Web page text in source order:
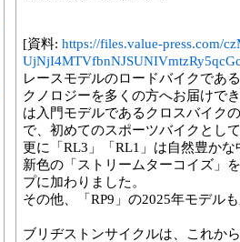
[資料: https://files.value-press.com/
レースモデルのロードバイクであ
クノロジーを多くの方へお届けで
は入門モデルであるクロスバイク
で、初めてのスポーツバイクとし
更に「RL3」「RL1」は自然豊か
新色の「ストリームターコイズ」
プに加わりました。
その他、「RP9」の2025年モデル
ブリヂストンサイクルは、これか